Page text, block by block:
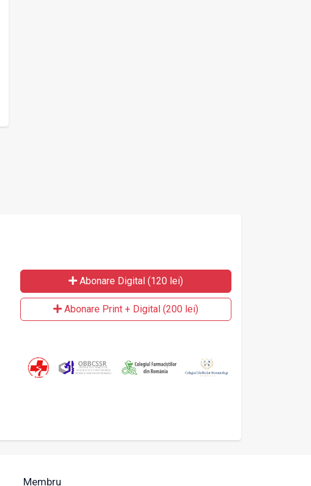
Abonare Digital (120 lei)
Abonare Print + Digital (200 lei)
Membru